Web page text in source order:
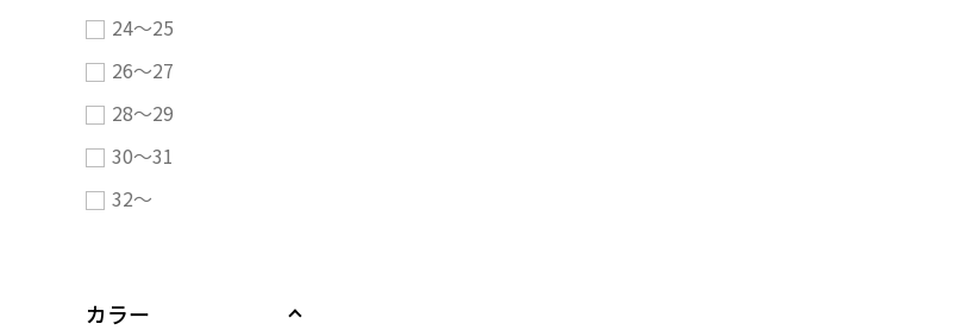
24～25
26～27
28～29
30～31
32～
カラー